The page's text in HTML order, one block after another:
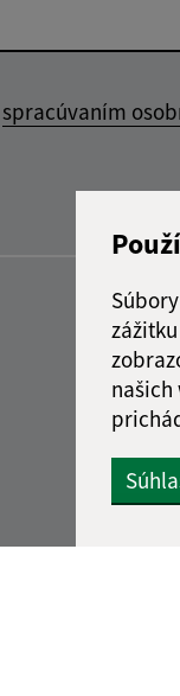
našich
spracúvaním